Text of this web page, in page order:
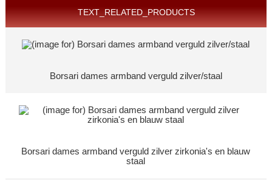
TEXT_RELATED_PRODUCTS
Borsari dames armband verguld zilver/staal
Borsari dames armband verguld zilver zirkonia's en blauw
staal